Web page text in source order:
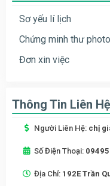
Sơ yếu lí lịch
Chứng minh thư photo
Đơn xin việc
Thông Tin Liên Hệ
Người Liên Hệ: chị
Số Điện Thoại:
Địa Chỉ: 192E Trần